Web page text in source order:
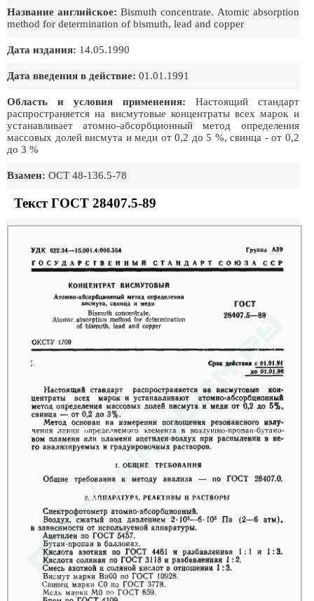
Название английское: Bismuth concentrate. Atomic absorption
method for determination of bismuth, lead and copper
Дата издания: 14.05.1990
Дата введения в действие: 01.01.1991
Область и условия применения: Настоящий стандарт
распространяется на висмутовые концентраты всех марок и
устанавливает атомно-абсорбционный метод определения
массовых долей висмута и меди от 0,2 до 5 %, свинца - от 0,2
до 3 %
Взамен: ОСТ 48-136.5-78
Текст ГОСТ 28407.5-89